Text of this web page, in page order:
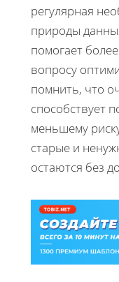
регулярная
природы
помогает
вопросу
помнить, что
способствует
меньшему
старые и
остаются без